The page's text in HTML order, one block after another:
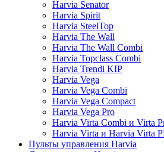
Harvia Senator
Harvia Spirit
Harvia SteelTop
Harvia The Wall
Harvia The Wall Combi
Harvia Topclass Combi
Harvia Trendi KIP
Harvia Vega
Harvia Vega Combi
Harvia Vega Compact
Harvia Vega Pro
Harvia Virta Combi и Virta
Harvia Virta и Harvia Virta
Пульты управления Harvia